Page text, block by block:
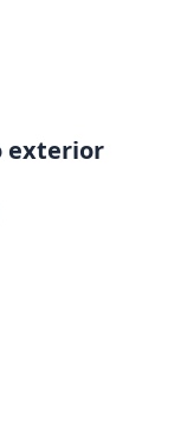
exterior